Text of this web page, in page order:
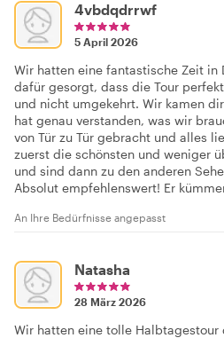
4vbdqdrrwf
5 April 2026
Wir hatten eine fantastische Zeit in
dafür gesorgt, dass die Tour
und nicht umgekehrt. Wir kamen
hat genau verstanden, was wir
von Tür zu Tür gebracht und alles
zuerst die schönsten und weniger
und sind dann zu den anderen
Absolut empfehlenswert! Er
An Ihre Bedürfnisse angepasst
Natasha
28 März 2026
Wir hatten eine tolle Halbtagestour